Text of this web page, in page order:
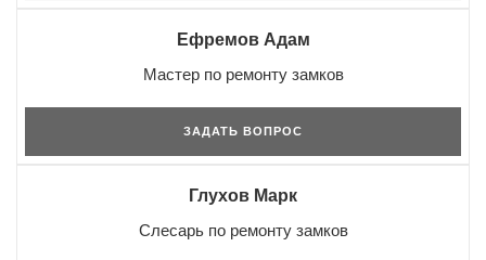
Ефремов Адам
Мастер по ремонту замков
ЗАДАТЬ ВОПРОС
Глухов Марк
Слесарь по ремонту замков